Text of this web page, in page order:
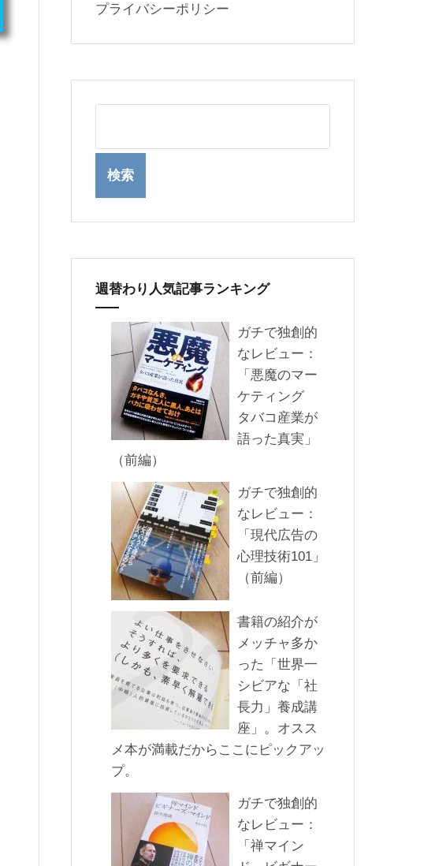
プライバシーポリシー
週替わり人気記事ランキング
ガチで独創的
なレビュー：
「悪魔のマー
ケティング
タバコ産業が
語った真実」
（前編）
ガチで独創的
なレビュー：
「現代広告の
心理技術101」
（前編）
書籍の紹介が
メッチャ多か
った「世界一
シビアな「社
長力」養成講
座」。オスス
メ本が満載だからここにピックアッ
プ。
ガチで独創的
なレビュー：
「禅マイン